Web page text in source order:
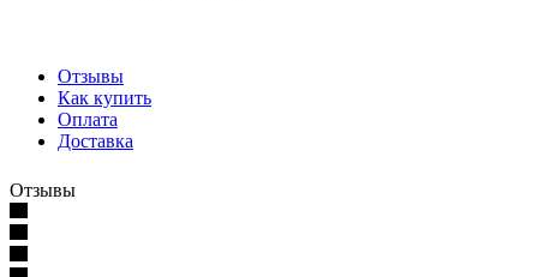
Отзывы
Как купить
Оплата
Доставка
Отзывы